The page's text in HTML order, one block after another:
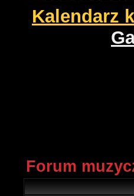
Kalendarz
Forum